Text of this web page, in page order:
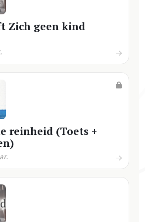
Zich geen kind
reinheid (Toets +